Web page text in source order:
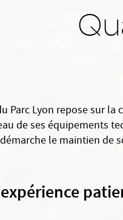
Parc Lyon repose sur
de ses équipements
le maintien de